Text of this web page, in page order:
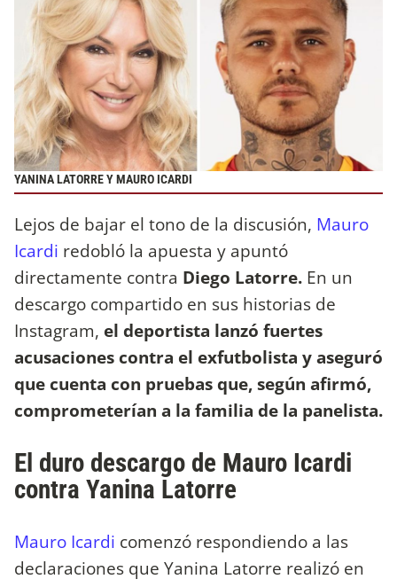
YANINA LATORRE Y MAURO ICARDI
Lejos de bajar el tono de la discusión, Mauro
Icardi redobló la apuesta y apuntó
directamente contra Diego Latorre. En un
descargo compartido en sus historias de
Instagram, el deportista lanzó fuertes
acusaciones contra el exfutbolista y aseguró
que cuenta con pruebas que, según afirmó,
comprometerían a la familia de la panelista.
El duro descargo de Mauro Icardi
contra Yanina Latorre
Mauro Icardi comenzó respondiendo a las
declaraciones que Yanina Latorre realizó en